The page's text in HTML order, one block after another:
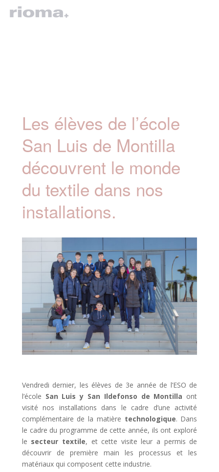
Les élèves de l’école
San Luis de Montilla
découvrent le monde
du textile dans nos
installations.
Vendredi dernier, les élèves de 3e année de l’ESO de
l’école San Luis y San Ildefonso de Montilla ont
visité nos installations dans le cadre d’une activité
complémentaire de la matière technologique. Dans
le cadre du programme de cette année, ils ont exploré
le secteur textile, et cette visite leur a permis de
découvrir de première main les processus et les
matériaux qui composent cette industrie.